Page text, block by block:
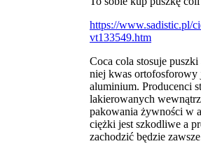
https://www.sadistic.pl/
vt133549.htm
Coca cola stosuje
niej kwas ortofosforowy
aluminium. Producenci
lakierowanych
pakowania żywności w
ciężki jest szkodliwe a
zachodzić będzie